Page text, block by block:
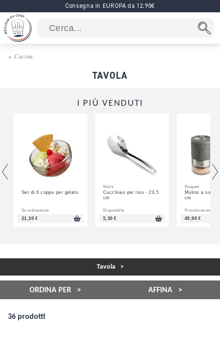
Consegna in EUROPA da 12.90€
Cucina
TAVOLA
I PIÙ VENDUTI
Set di 6 coppe per gelato
Su ordinazione
21,30 €
Malis
Cucchiaio per riso - 23,5
cm
Disponibile
5,30 €
Peugeot
Mulino a sale
cm
Prossimamente
49,90 €
Tavola
ORDINA PER AFFINA
36 prodotti